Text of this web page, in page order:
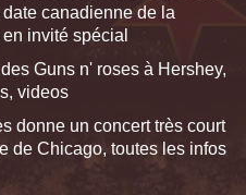
canadienne de la
invité spécial
Guns n' roses à Hershey,
videos
donne un concert très court
de Chicago, toutes les infos